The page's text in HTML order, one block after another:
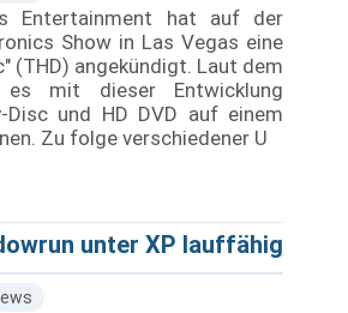
Entertainment hat auf der
Show in Las Vegas eine
(THD) angekündigt. Laut dem
mit dieser Entwicklung
Disc und HD DVD auf einem
Zu folge verschiedener U
unter XP lauffähig